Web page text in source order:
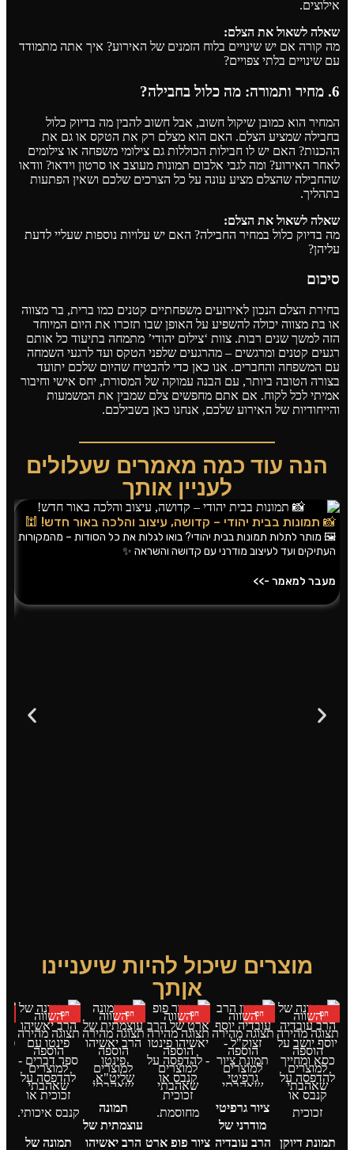
אילוצים.
שאלה לשאול את הצלם:
מה קורה אם יש שינויים בלוח הזמנים של האירוע? איך אתה מתמודד
עם שינויים בלתי צפויים?
6. מחיר ותמורה: מה כלול בחבילה?
המחיר הוא כמובן שיקול חשוב, אבל חשוב להבין מה בדיוק כלול
בחבילה שמציע הצלם. האם הוא מצלם רק את הטקס או גם את
ההכנות? האם יש לו חבילות הכוללות גם צילומי משפחה או צילומים
לאחר האירוע? ומה לגבי אלבום תמונות מעוצב או סרטון וידאו? וודאו
שהחבילה שהצלם מציע עונה על כל הצרכים שלכם ושאין הפתעות
בתהליך.
שאלה לשאול את הצלם:
מה בדיוק כלול במחיר החבילה? האם יש עלויות נוספות שעליי לדעת
עליהן?
סיכום
בחירת הצלם הנכון לאירועים משפחתיים קטנים כמו ברית, בר מצווה
או בת מצווה יכולה להשפיע על האופן שבו תזכרו את היום המיוחד
הזה למשך שנים רבות. צוות ‘צילום יהודי’ מתמחה בתיעוד כל אותם
רגעים קטנים ומרגשים – מהרגעים שלפני הטקס ועד לרגעי השמחה
עם המשפחה והחברים. אנו כאן כדי להבטיח שהיום שלכם יתועד
בצורה הטובה ביותר, עם הבנה עמוקה של המסורת, יחס אישי וחיבור
אמיתי לכל לקוח. אם אתם מחפשים צלם שמבין את המשמעות
והייחודיות של האירוע שלכם, אנחנו כאן בשבילכם.
הנה עוד כמה מאמרים שעלולים
לעניין אותך
📸 תמונות בבית יהודי – קדושה, עיצוב והלכה באור חדש! 🕍
🖼️ מותר לתלות תמונות בבית יהודי? בואו לגלות את כל הסודות – מהמקורות
העתיקים ועד לעיצוב מודרני עם קדושה והשראה ✨
מעבר למאמר ->>
מוצרים שיכול להיות שיעניינו
אןתך
חםהשווה
תצוגה מהירה
הוספה
למוצרים
שאהבתי
תמונת דיוקן
חםהשווה
תצוגה מהירה
הוספה
למוצרים
שאהבתי
ציור גרפיטי
מודרני של
הרב עובדיה
חםהשווה
תצוגה מהירה
הוספה
למוצרים
שאהבתי
ציור פופ ארט
חםהשווה
תצוגה מהירה
הוספה
למוצרים
שאהבתי
תמונה
עוצמתית של
הרב יאשיהו
חםהשווה
תצוגה מהירה
הוספה
למוצרים
שאהבתי
תמונה של